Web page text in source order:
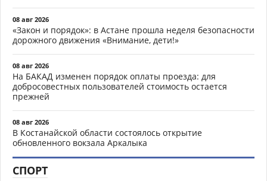
08 авг 2026
«Закон и порядок»: в Астане прошла неделя безопасности
дорожного движения «Внимание, дети!»
08 авг 2026
На БАКАД изменен порядок оплаты проезда: для
добросовестных пользователей стоимость остается
прежней
08 авг 2026
В Костанайской области состоялось открытие
обновленного вокзала Аркалыка
СПОРТ